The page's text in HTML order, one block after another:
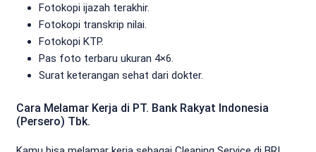
Fotokopi ijazah terakhir.
Fotokopi transkrip nilai.
Fotokopi KTP.
Pas foto terbaru ukuran 4×6.
Surat keterangan sehat dari dokter.
Cara Melamar Kerja di PT. Bank Rakyat Indonesia
(Persero) Tbk.